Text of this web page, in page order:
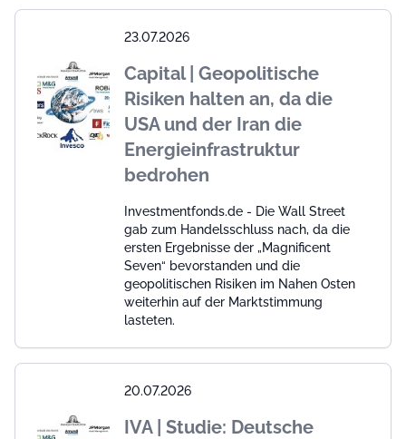
23.07.2026
Capital | Geopolitische
Risiken halten an, da die
USA und der Iran die
Energieinfrastruktur
bedrohen
Investmentfonds.de - Die Wall Street
gab zum Handelsschluss nach, da die
ersten Ergebnisse der „Magnificent
Seven“ bevorstanden und die
geopolitischen Risiken im Nahen Osten
weiterhin auf der Marktstimmung
lasteten.
20.07.2026
IVA | Studie: Deutsche